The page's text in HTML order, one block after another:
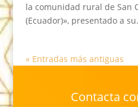
la comunidad rural de San
(Ecuador)», presentado a
« Entradas más antiguas
Contacta